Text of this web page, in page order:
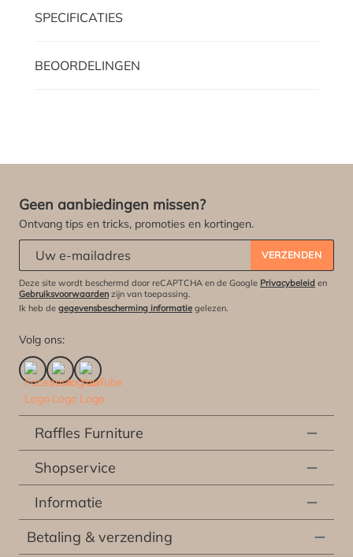
SPECIFICATIES
BEOORDELINGEN
Geen aanbiedingen missen?
Ontvang tips en tricks, promoties en kortingen.
VERZENDEN
Deze site wordt beschermd door reCAPTCHA en de Google Privacybeleid en
Gebruiksvoorwaarden zijn van toepassing.
Ik heb de gegevensbescherming informatie gelezen.
Volg ons:
Raffles Furniture
Shopservice
Informatie
Betaling & verzending